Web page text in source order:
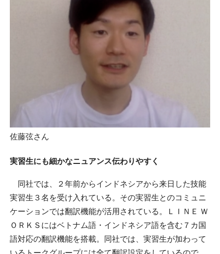
佐藤弦さん
実習生にも細かなニュアンス伝わりやすく
同社では、２年前からインドネシアから来日した技能
実習生３名を受け入れている。その実習生とのコミュニ
ケーションでは翻訳機能が活用されている。ＬＩＮＥ Ｗ
ＯＲＫＳにはベトナム語・インドネシア語を含む７カ国
語対応の翻訳機能を搭載。同社では、実習生が加わって